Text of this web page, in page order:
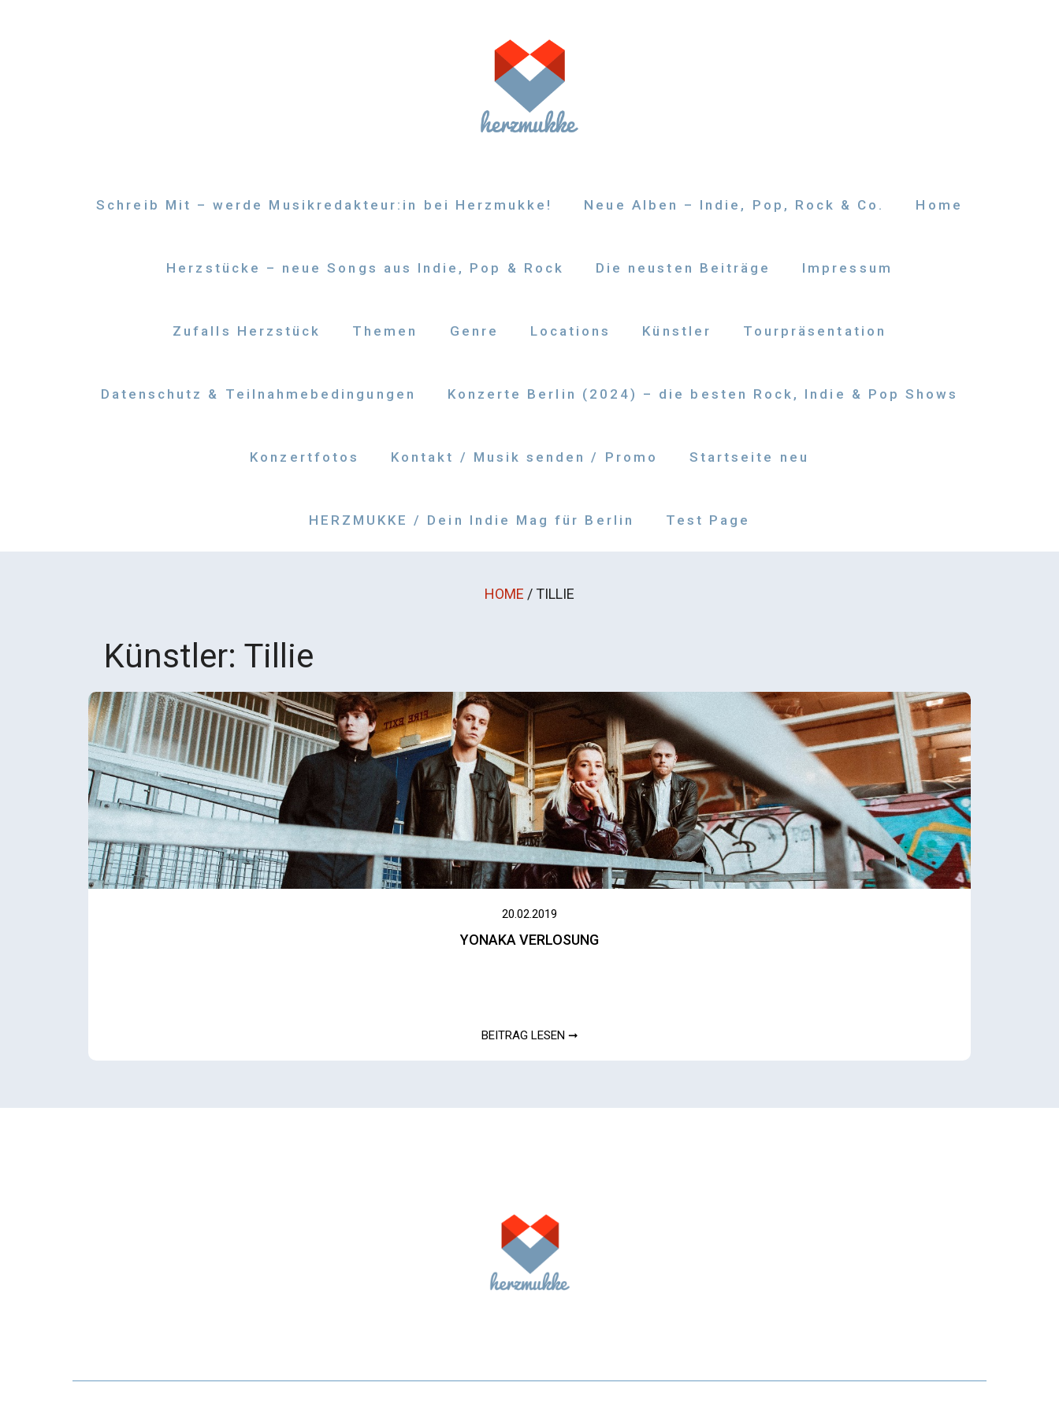
Schreib Mit – werde Musikredakteur:in bei Herzmukke! Neue Alben – Indie, Pop, Rock & Co. Home
Herzstücke – neue Songs aus Indie, Pop & Rock Die neusten Beiträge Impressum
Zufalls Herzstück Themen Genre Locations Künstler Tourpräsentation
Datenschutz & Teilnahmebedingungen Konzerte Berlin (2024) – die besten Rock, Indie & Pop Shows
Konzertfotos Kontakt / Musik senden / Promo Startseite neu
HERZMUKKE / Dein Indie Mag für Berlin Test Page
HOME /TILLIE
Künstler: Tillie
20.02.2019
YONAKA VERLOSUNG
BEITRAG LESEN ➞